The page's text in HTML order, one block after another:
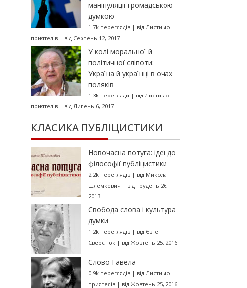
маніпуляції громадською
думкою
1.7k переглядів| від Листи до
приятелів| від Серпень 12, 2017
У колі моральної й
політичної сліпоти:
Україна й українці в очах
поляків
1.3k перегляди | від Листи до
приятелів| від Липень 6, 2017
КЛАСИКА ПУБЛІЦИСТИКИ
Новочасна потуга: ідеї до
філософії публіцистики
2.2k переглядів| від Микола
Шлемкевич | від Грудень 26,
2013
Свобода слова і культура
думки
1.2k переглядів| від Євген
Сверстюк| від Жовтень 25, 2016
Слово Гавела
0.9k переглядів| від Листи до
приятелів| від Жовтень 25, 2016